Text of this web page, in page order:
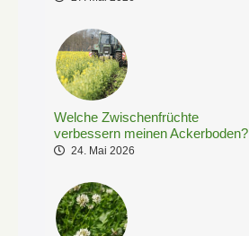
Welche Zwischenfrüchte
verbessern meinen Ackerboden?
24. Mai 2026